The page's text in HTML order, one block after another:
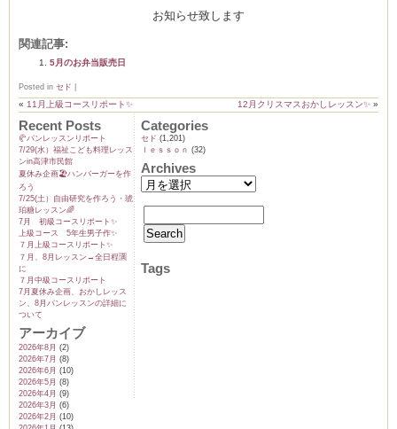
お知らせ致します
関連記事:
5月のお弁当販売日
Posted in セド
« 11月上級コースリポート✨ 12月クリスマスおかしレッスン✨ »
Recent Posts
🥐パンレッスンリポート
7/29(水）福祉こども料理レッス
ンin高津市民館
夏休み企画🏖️ハンバーガーを作
ろう
7/25(土）自由研究を作ろう・琥
珀糖レッスン🌈
7月 初級コースリポート✨️
上級コース 5年生男子作✨️
７月上級コースリポート✨️
７月、8月レッスン→全日程🈵
に
７月中級コースリポート
7月夏休み企画、おかしレッス
ン、8月パンレッスンの詳細に
ついて
アーカイブ
2026年8月 (2)
2026年7月 (8)
2026年6月 (10)
2026年5月 (8)
2026年4月 (9)
2026年3月 (6)
2026年2月 (10)
Categories
セド (1,201)
ｌｅｓｓｏｎ (32)
Archives
Tags